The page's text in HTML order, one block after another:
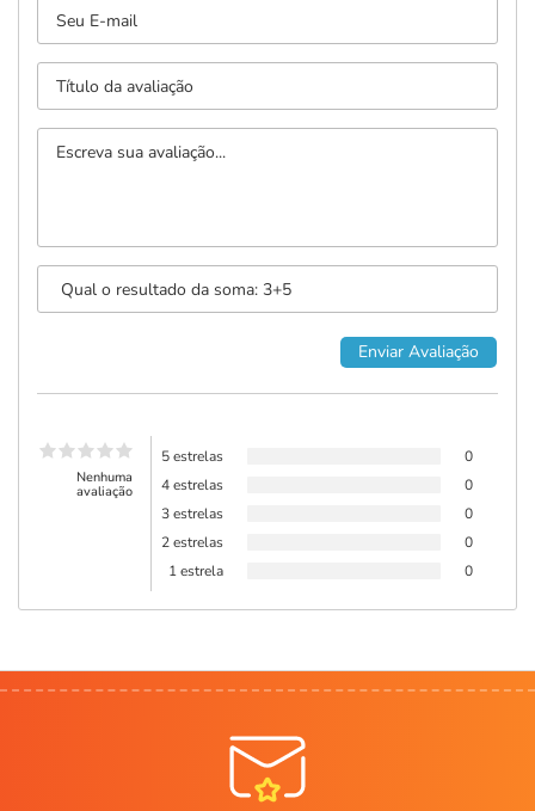
Nenhuma
avaliação
5 estrelas
0
4 estrelas
0
3 estrelas
0
2 estrelas
0
1 estrela
0